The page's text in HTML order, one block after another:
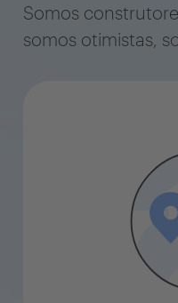
Somos
somos otimistas,